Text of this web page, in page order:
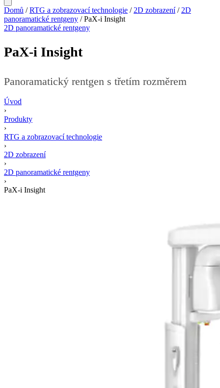
Domů /RTG a zobrazovací technologie /2D zobrazení/2D
panoramatické rentgeny / PaX-i Insight
2D panoramatické rentgeny
PaX-i Insight
Panoramatický rentgen s třetím rozměrem
Úvod
›
Produkty
›
RTG a zobrazovací technologie
›
2D zobrazení
›
2D panoramatické rentgeny
›
PaX-i Insight